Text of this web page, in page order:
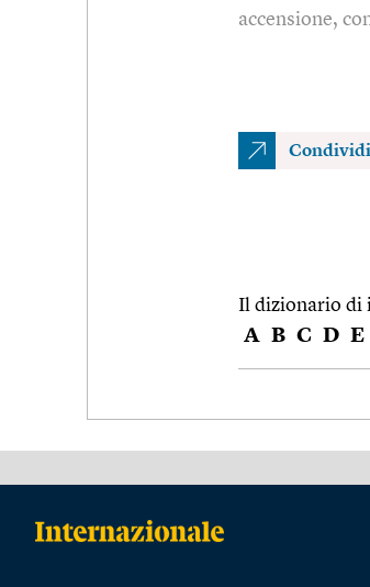
accensione,
Condividi
Il dizionario di
A B C D E